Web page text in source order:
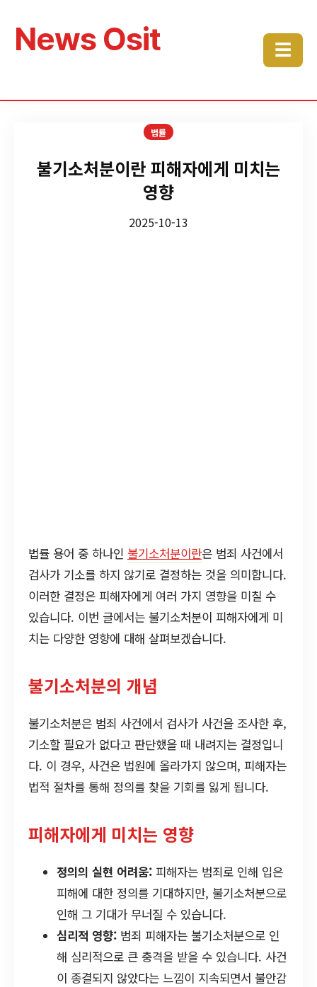
News Osit ☰
법률
불기소처분이란 피해자에게 미치는
영향
2025-10-13
법률 용어 중 하나인 불기소처분이란은 범죄 사건에서
검사가 기소를 하지 않기로 결정하는 것을 의미합니다.
이러한 결정은 피해자에게 여러 가지 영향을 미칠 수
있습니다. 이번 글에서는 불기소처분이 피해자에게 미
치는 다양한 영향에 대해 살펴보겠습니다.
불기소처분의 개념
불기소처분은 범죄 사건에서 검사가 사건을 조사한 후,
기소할 필요가 없다고 판단했을 때 내려지는 결정입니
다. 이 경우, 사건은 법원에 올라가지 않으며, 피해자는
법적 절차를 통해 정의를 찾을 기회를 잃게 됩니다.
피해자에게 미치는 영향
정의의 실현 어려움: 피해자는 범죄로 인해 입은
피해에 대한 정의를 기대하지만, 불기소처분으로
인해 그 기대가 무너질 수 있습니다.
심리적 영향: 범죄 피해자는 불기소처분으로 인
해 심리적으로 큰 충격을 받을 수 있습니다. 사건
이 종결되지 않았다는 느낌이 지속되면서 불안감